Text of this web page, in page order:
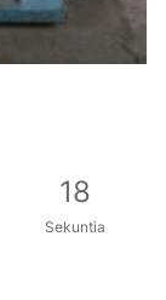
17
Sekuntia